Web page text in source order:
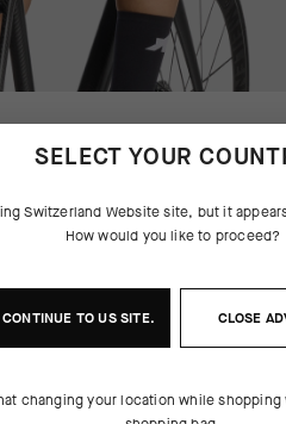
SELECT YOUR
Switzerland Websitesite, but it
How would you like to proceed?
CONTINUE TOUSSITE. CLOSE
changing your location while